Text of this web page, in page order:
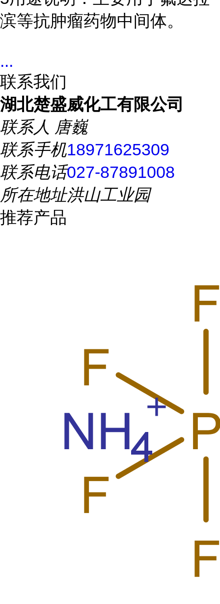
滨等抗肿瘤药物中间体。
...
联系我们
湖北楚盛威化工有限公司
联系人 唐巍
联系手机18971625309
联系电话027-87891008
所在地址洪山工业园
推荐产品